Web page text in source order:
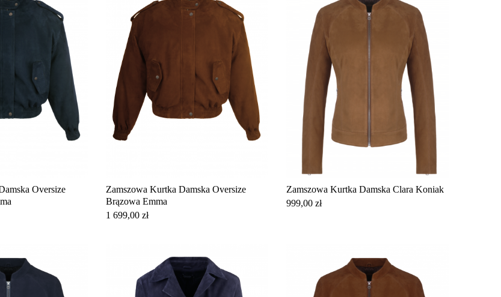
Oversize
Zamszowa Kurtka Damska Oversize
Brązowa Emma
Cena
1 699,00 zł
Zamszowa Kurtka Damska Clara Koniak
Cena
999,00 zł